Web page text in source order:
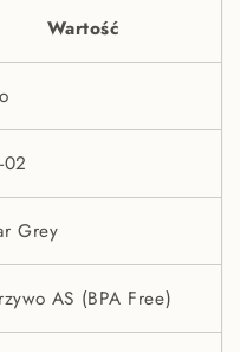
Wartość
02
Grey
AS (BPA Free)